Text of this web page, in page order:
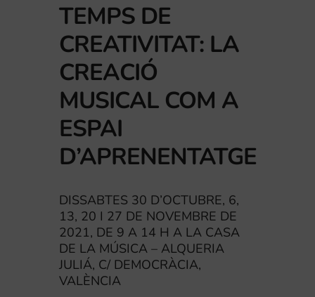
TEMPS DE
CREATIVITAT: LA
CREACIÓ
MUSICAL COM A
ESPAI
D’APRENENTATGE
DISSABTES 30 D’OCTUBRE, 6,
13, 20 I 27 DE NOVEMBRE DE
2021, DE 9 A 14 H A LA CASA
DE LA MÚSICA – ALQUERIA
JULIÁ, C/ DEMOCRÀCIA,
VALÈNCIA